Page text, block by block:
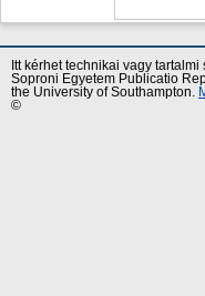
Itt kérhet technikai vagy tartalmi
Soproni Egyetem Publicatio
the University of Southampton.
©